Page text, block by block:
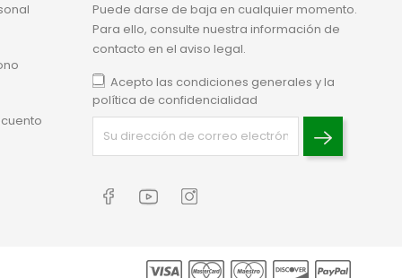
Puede darse de baja en cualquier momento.
Para ello, consulte nuestra información de
contacto en el aviso legal.
Acepto las condiciones generales y la
política de confidencialidad